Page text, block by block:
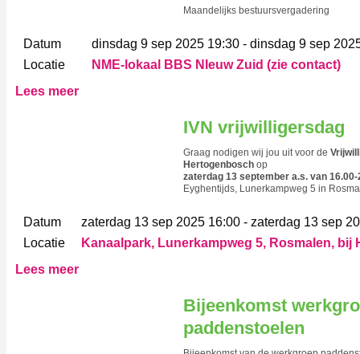
Maandelijks bestuursvergadering
Datum
dinsdag 9 sep 2025 19:30 - dinsdag 9 sep
Locatie
NME-lokaal BBS NIeuw Zuid (zie contact)
Lees meer
IVN vrijwilligersdag
Graag nodigen wij jou uit voor de
Hertogenbosch op
zaterdag 13 september a.s. van 16.00-
Eyghentijds, Lunerkampweg 5 in
Datum
zaterdag 13 sep 2025 16:00 - zaterdag 13 sep
Locatie
Kanaalpark, Lunerkampweg 5, Rosmalen, bij
Lees meer
Bijeenkomst
paddenstoelen